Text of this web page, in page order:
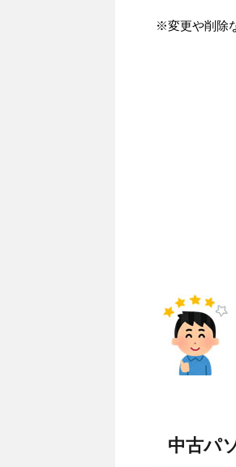
※変更や削除
中古パ